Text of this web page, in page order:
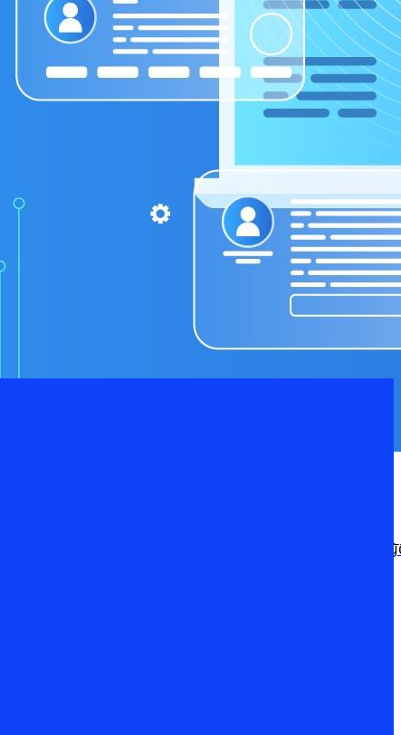
งการสร้าง “ความไว้วางใจ” ระหว่างองค์กรกับลูกค้า พระราช